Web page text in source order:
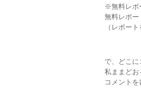
※無料レポ
無料レポー
（レポー
で、どこに
私ままどお
コメント